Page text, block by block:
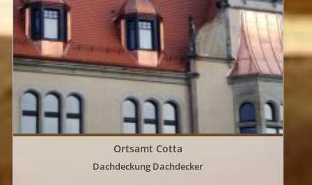
Ortsamt Cotta
Dachdeckung Dachdecker